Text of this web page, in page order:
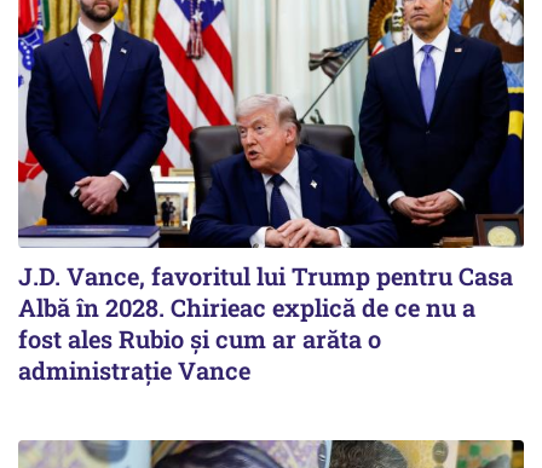
J.D. Vance, favoritul lui Trump pentru Casa
Albă în 2028. Chirieac explică de ce nu a
fost ales Rubio și cum ar arăta o
administrație Vance